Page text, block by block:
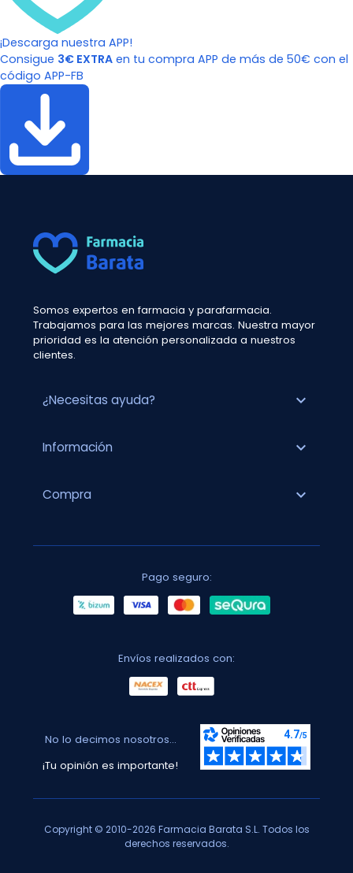
¡Descarga nuestra APP!
Consigue 3€ EXTRA en tu compra APP de más de 50€ con el
código APP-FB
Somos expertos en farmacia y parafarmacia.
Trabajamos para las mejores marcas. Nuestra mayor
prioridad es la atención personalizada a nuestros
clientes.
¿Necesitas ayuda? expand_more
Información expand_more
Compra expand_more
Pago seguro:
Envíos realizados con:
No lo decimos nosotros...
¡Tu opinión es importante!
Copyright © 2010-2026 Farmacia Barata S.L. Todos los
derechos reservados.